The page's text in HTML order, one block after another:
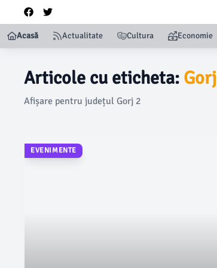
Acasă Actualitate Cultura Economie
Articole cu eticheta: Gorj
Afișare pentru județul Gorj 2
EVENIMENTE